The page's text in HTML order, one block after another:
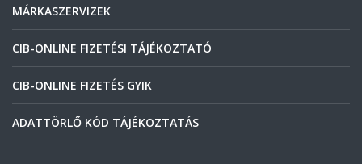
MÁRKASZERVIZEK
CIB-ONLINE FIZETÉSI TÁJÉKOZTATÓ
CIB-ONLINE FIZETÉS GYIK
ADATTÖRLŐ KÓD TÁJÉKOZTATÁS